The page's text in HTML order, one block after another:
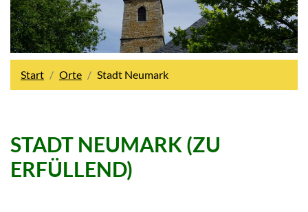
Start Orte Stadt Neumark
STADT NEUMARK (ZU
ERFÜLLEND)